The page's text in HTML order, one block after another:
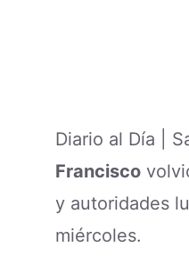
Diario al Día |
Francisco
y autoridades
miércoles.